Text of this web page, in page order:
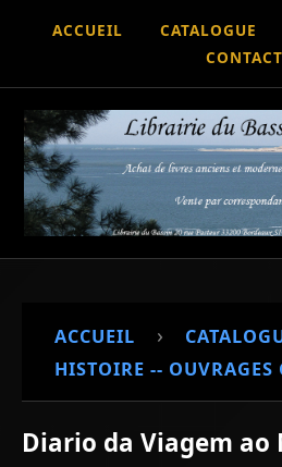
ACCUEIL CATALOGUE
CONTACT
ACCUEIL ›
HISTOIRE -- OUVRAGES
Diario da Viagem ao